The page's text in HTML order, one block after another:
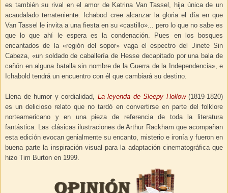
es también su rival en el amor de Katrina Van Tassel, hija única de un
acaudalado terrateniente. Ichabod cree alcanzar la gloria el día en que
Van Tassel le invita a una fiesta en su «castillo»... pero lo que no sabe es
que lo que ahí le espera es la condenación. Pues en los bosques
encantados de la «región del sopor» vaga el espectro del Jinete Sin
Cabeza, «un soldado de caballería de Hesse decapitado por una bala de
cañón en alguna batalla sin nombre de la Guerra de la Independencia», e
Ichabold tendrá un encuentro con él que cambiará su destino.
Llena de humor y cordialidad, La leyenda de Sleepy Hollow(1819-1820)
es un delicioso relato que no tardó en convertirse en parte del folklore
norteamericano y en una pieza de referencia de toda la literatura
fantástica. Las clásicas ilustraciones de Arthur Rackham que acompañan
esta edición evocan genialmente su encanto, misterio e ironía y fueron en
buena parte la inspiración visual para la adaptación cinematográfica que
hizo Tim Burton en 1999.